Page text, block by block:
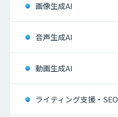
画像生成AI
音声生成AI
動画生成AI
ライティング支援・SEO